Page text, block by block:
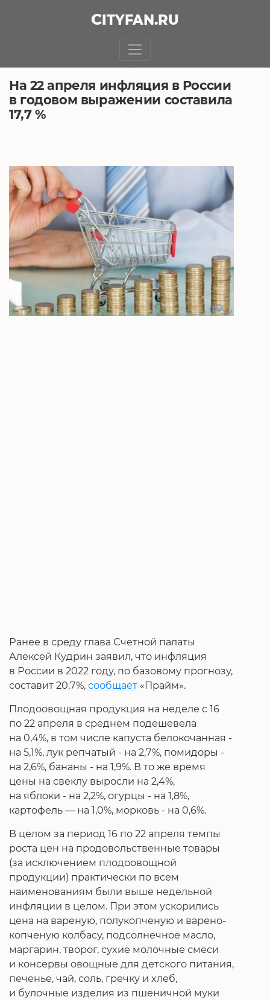
CITYFAN.RU
На 22 апреля инфляция в России
в годовом выражении составила
17,7 %
Ранее в среду глава Счетной палаты
Алексей Кудрин заявил, что инфляция
в России в 2022 году, по базовому прогнозу,
составит 20,7%, сообщает «Прайм».
Плодоовощная продукция на неделе с 16
по 22 апреля в среднем подешевела
на 0,4%, в том числе капуста белокочанная -
на 5,1%, лук репчатый - на 2,7%, помидоры -
на 2,6%, бананы - на 1,9%. В то же время
цены на свеклу выросли на 2,4%,
на яблоки - на 2,2%, огурцы - на 1,8%,
картофель — на 1,0%, морковь - на 0,6%.
В целом за период 16 по 22 апреля темпы
роста цен на продовольственные товары
(за исключением плодоовощной
продукции) практически по всем
наименованиям были выше недельной
инфляции в целом. При этом ускорились
цена на вареную, полукопченую и варено-
копченую колбасу, подсолнечное масло,
маргарин, творог, сухие молочные смеси
и консервы овощные для детского питания,
печенье, чай, соль, гречку и хлеб,
и булочные изделия из пшеничной муки